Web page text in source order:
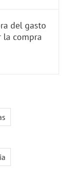
del gasto
la compra